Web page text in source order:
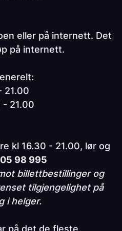
eller på internett. Det
på internett.
21.00
- 21.00
kl 16.30 - 21.00, lør og
98 995
billettbestillinger og
tilgjengelighet på
i helger.
på det de fleste